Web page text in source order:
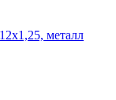
металл